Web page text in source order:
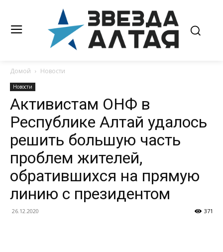
Домой Новости
Новости
Активистам ОНФ в
Республике Алтай удалось
решить большую часть
проблем жителей,
обратившихся на прямую
линию с президентом
26.12.2020 371